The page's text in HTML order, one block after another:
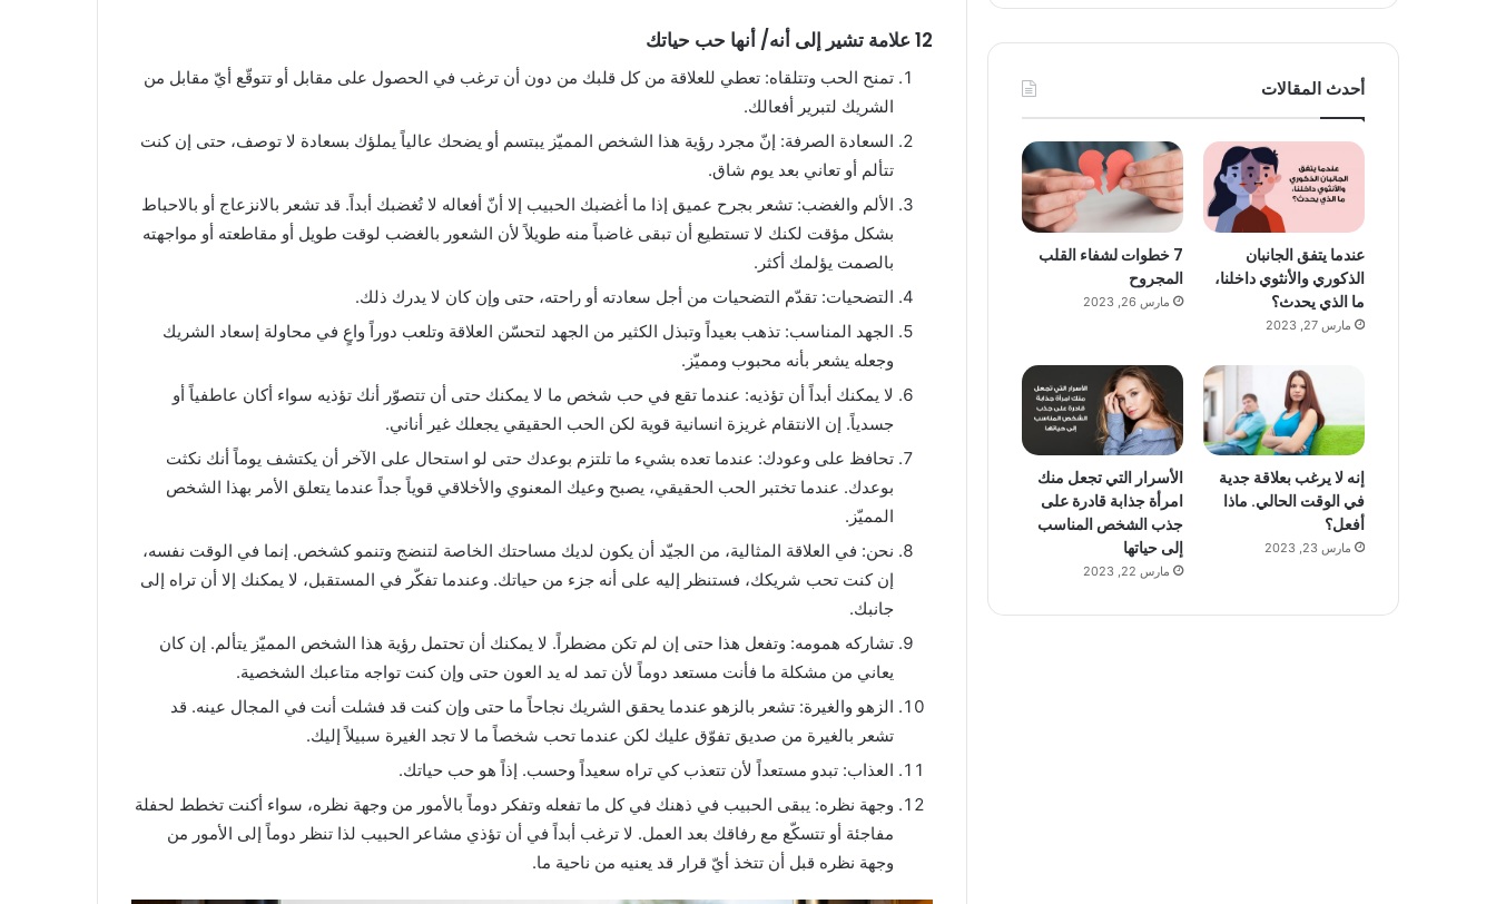
12 علامة تشير إلى أنه/ أنها حب حياتك
تمنح الحب وتتلقاه: تعطي للعلاقة من كل قلبك من دون أن ترغب في الحصول على مقابل أو تتوقّع أيّ مقابل من
الشريك لتبرير أفعالك.
السعادة الصرفة: إنّ مجرد رؤية هذا الشخص المميّز يبتسم أو يضحك عالياً يملؤك بسعادة لا توصف، حتى إن كنت
تتألم أو تعاني بعد يوم شاق.
الألم والغضب: تشعر بجرح عميق إذا ما أغضبك الحبيب إلا أنّ أفعاله لا تُغضبك أبداً. قد تشعر بالانزعاج أو بالاحباط
بشكل مؤقت لكنك لا تستطيع أن تبقى غاضباً منه طويلاً لأن الشعور بالغضب لوقت طويل أو مقاطعته أو مواجهته
بالصمت يؤلمك أكثر.
التضحيات: تقدّم التضحيات من أجل سعادته أو راحته، حتى وإن كان لا يدرك ذلك.
الجهد المناسب: تذهب بعيداً وتبذل الكثير من الجهد لتحسّن العلاقة وتلعب دوراً واعٍ في محاولة إسعاد الشريك
وجعله يشعر بأنه محبوب ومميّز.
لا يمكنك أبداً أن تؤذيه: عندما تقع في حب شخص ما لا يمكنك حتى أن تتصوّر أنك تؤذيه سواء أكان عاطفياً أو
جسدياً. إن الانتقام غريزة انسانية قوية لكن الحب الحقيقي يجعلك غير أناني.
تحافظ على وعودك: عندما تعده بشيء ما تلتزم بوعدك حتى لو استحال على الآخر أن يكتشف يوماً أنك نكثت
بوعدك. عندما تختبر الحب الحقيقي، يصبح وعيك المعنوي والأخلاقي قوياً جداً عندما يتعلق الأمر بهذا الشخص
المميّز.
نحن: في العلاقة المثالية، من الجيّد أن يكون لديك مساحتك الخاصة لتنضج وتنمو كشخص. إنما في الوقت نفسه،
إن كنت تحب شريكك، فستنظر إليه على أنه جزء من حياتك. وعندما تفكّر في المستقبل، لا يمكنك إلا أن تراه إلى
جانبك.
تشاركه همومه: وتفعل هذا حتى إن لم تكن مضطراً. لا يمكنك أن تحتمل رؤية هذا الشخص المميّز يتألم. إن كان
يعاني من مشكلة ما فأنت مستعد دوماً لأن تمد له يد العون حتى وإن كنت تواجه متاعبك الشخصية.
الزهو والغيرة: تشعر بالزهو عندما يحقق الشريك نجاحاً ما حتى وإن كنت قد فشلت أنت في المجال عينه. قد
تشعر بالغيرة من صديق تفوّق عليك لكن عندما تحب شخصاً ما لا تجد الغيرة سبيلاً إليك.
العذاب: تبدو مستعداً لأن تتعذب كي تراه سعيداً وحسب. إذاً هو حب حياتك.
وجهة نظره: يبقى الحبيب في ذهنك في كل ما تفعله وتفكر دوماً بالأمور من وجهة نظره، سواء أكنت تخطط لحفلة
مفاجئة أو تتسكّع مع رفاقك بعد العمل. لا ترغب أبداً في أن تؤذي مشاعر الحبيب لذا تنظر دوماً إلى الأمور من
وجهة نظره قبل أن تتخذ أيّ قرار قد يعنيه من ناحية ما.
أحدث المقالات
عندما يتفق الجانبان
الذكوري والأنثوي داخلنا،
ما الذي يحدث؟
مارس 27, 2023
7 خطوات لشفاء القلب
المجروح
مارس 26, 2023
إنه لا يرغب بعلاقة جدية
في الوقت الحالي. ماذا
أفعل؟
مارس 23, 2023
الأسرار التي تجعل منك
امرأة جذابة قادرة على
جذب الشخص المناسب
إلى حياتها
مارس 22, 2023